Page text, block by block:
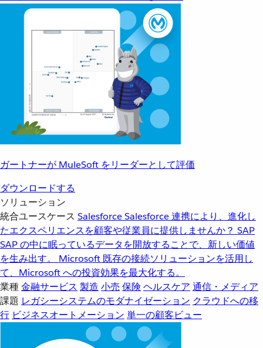
ガートナーが MuleSoft をリーダーとして評価
ダウンロードする
ソリューション
統合ユースケース SalesforceSalesforce 連携により、進化し
たエクスペリエンスを顧客や従業員に提供しませんか？ SAP
SAP の中に眠っているデータを開放することで、新しい価値
を生み出す。
Microsoft 既存の接続ソリューションを活用し
て、Microsoft への投資効果を最大化する。
業種金融サービス 製造 小売 保険 ヘルスケア 通信・メディア
課題 レガシーシステムのモダナイゼーション クラウドへの移
行 ビジネスオートメーション 単一の顧客ビュー